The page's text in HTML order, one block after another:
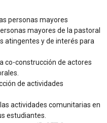
personas mayores
mayores de la pastoral
atingentes y de interés para
co-construcción de actores
de actividades
actividades comunitarias en
estudiantes.